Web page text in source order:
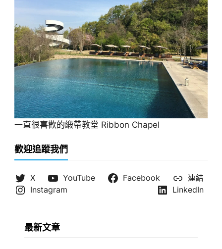
一直很喜歡的緞帶教堂 Ribbon Chapel
歡迎追蹤我們
X YouTube Facebook
連結
Instagram
LinkedIn
最新文章